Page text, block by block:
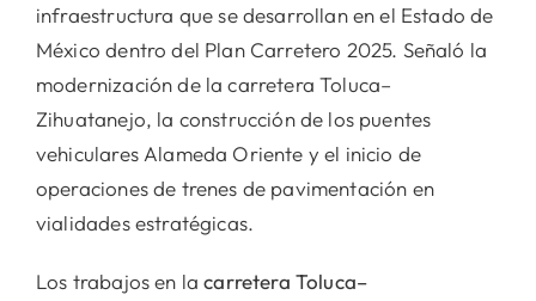
infraestructura que se desarrollan en el Estado de
México dentro del Plan Carretero 2025. Señaló la
modernización de la carretera Toluca–
Zihuatanejo, la construcción de los puentes
vehiculares Alameda Oriente y el inicio de
operaciones de trenes de pavimentación en
vialidades estratégicas.
Los trabajos en lacarretera Toluca–